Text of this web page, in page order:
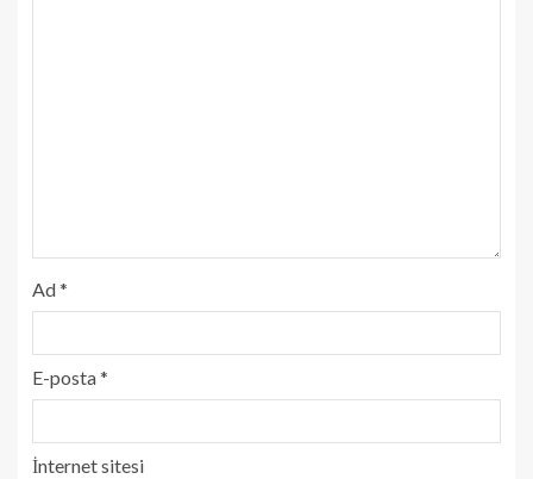
Ad*
E-posta*
İnternet sitesi